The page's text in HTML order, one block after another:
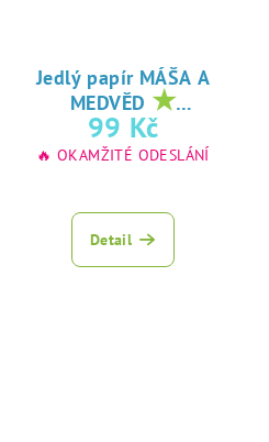
Jedlý papír MÁŠA A
MEDVĚD ★
oblíbený tisk na
jedlý papír
99 Kč
🔥 OKAMŽITÉ ODESLÁNÍ
Detail